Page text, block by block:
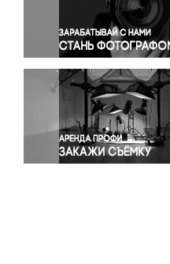
Правосудие
Происшествия и
Религия
Светская жизнь
Спорт
Экология
Экономика и бизнес